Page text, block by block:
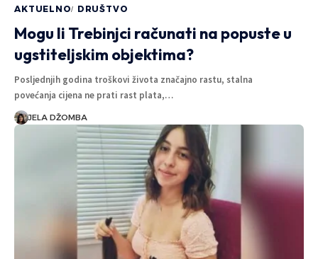
AKTUELNO DRUŠTVO
Mogu li Trebinjci računati na popuste u
ugstiteljskim objektima?
Posljednjih godina troškovi života značajno rastu, stalna
povećanja cijena ne prati rast plata,…
JELA DŽOMBA